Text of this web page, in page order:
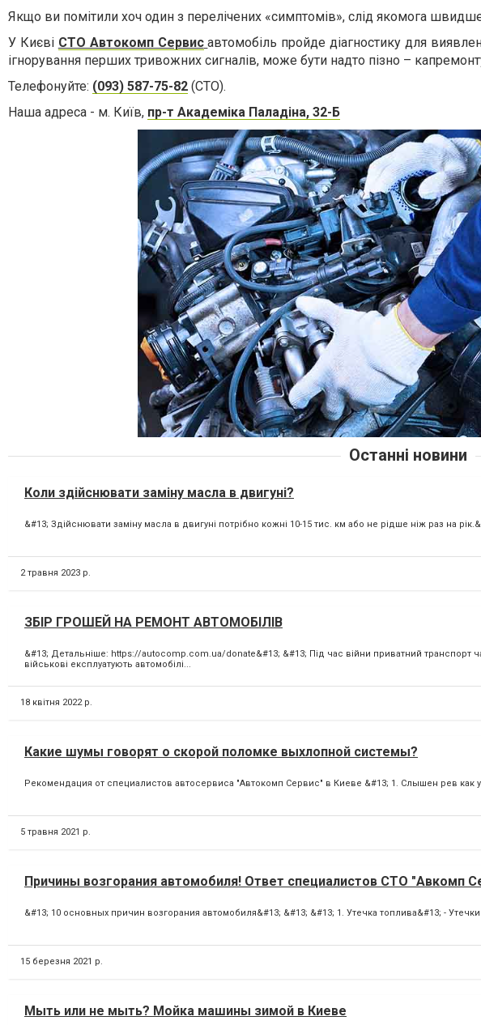
Якщо ви помітили хоч один з перелічених «симптомів», слід якомога
У Києві СТО Автокомп Сервис автомобіль пройде діагностику для
ігнорування перших тривожних сигналів, може бути надто пізно –
Телефонуйте: (093) 587-75-82 (СТО).
Наша адреса - м. Київ, пр-т Академіка Паладіна, 32-Б
Останні новини
Коли здійснювати заміну масла в двигуні?
&#13; Здійснювати заміну масла в двигуні потрібно кожні 10-15 тис. км або не рідше ніж раз на
2 травня 2023 р.
ЗБІР ГРОШЕЙ НА РЕМОНТ АВТОМОБІЛІВ
&#13; Детальніше: https://autocomp.com.ua/donate&#13; &#13; Під час війни приватний транспорт
військові експлуатують автомобілі...
18 квітня 2022 р.
Какие шумы говорят о скорой поломке выхлопной системы?
Рекомендация от специалистов автосервиса "Автокомп Сервис" в Киеве &#13; 1. Слышен рев как
5 травня 2021 р.
Причины возгорания автомобиля! Ответ специалистов СТО "Авкомп
&#13; 10 основных причин возгорания автомобиля&#13; &#13; &#13; 1. Утечка топлива&#13; -
15 березня 2021 р.
Мыть или не мыть? Мойка машины зимой в Киеве